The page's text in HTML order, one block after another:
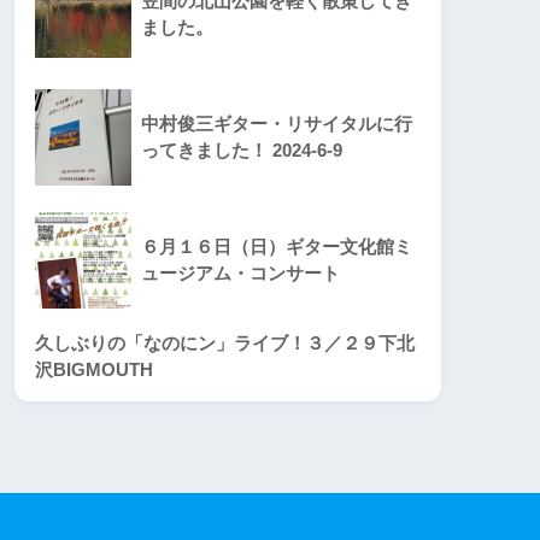
ました。
中村俊三ギター・リサイタルに行
ってきました！ 2024-6-9
６月１６日（日）ギター文化館ミ
ュージアム・コンサート
久しぶりの「なのにン」ライブ！３／２９下北
沢BIGMOUTH